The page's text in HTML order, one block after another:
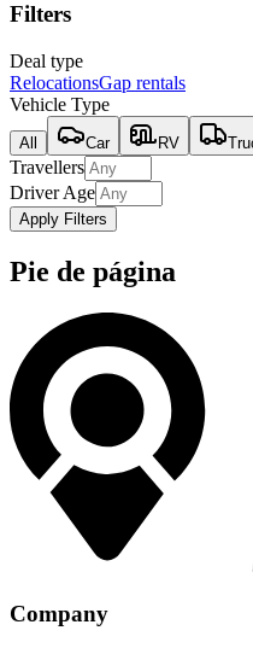
Filters
Deal type
RelocationsGap rentals
Vehicle Type
All Car RV
Travellers
Driver Age
Apply Filters
Pie de página
Company